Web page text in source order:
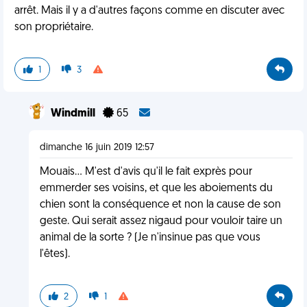
arrêt. Mais il y a d'autres façons comme en discuter avec
son propriétaire.
1 3
Windmill 65
dimanche 16 juin 2019 12:57
Mouais... M'est d'avis qu'il le fait exprès pour
emmerder ses voisins, et que les aboiements du
chien sont la conséquence et non la cause de son
geste. Qui serait assez nigaud pour vouloir taire un
animal de la sorte ? (Je n'insinue pas que vous
l'êtes).
2 1